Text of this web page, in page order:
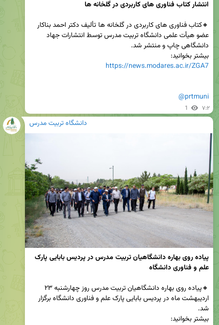
انتشار کتاب فناوری های کاربردی در گلخانه ها
بیشتر بخوانید:
https://news.modares.ac.ir/ZGA7
@prtmuni
1 ۷:۲
دانشگاه تربیت مدرس
علم و فناوری دانشگاه
بیشتر بخوانید: